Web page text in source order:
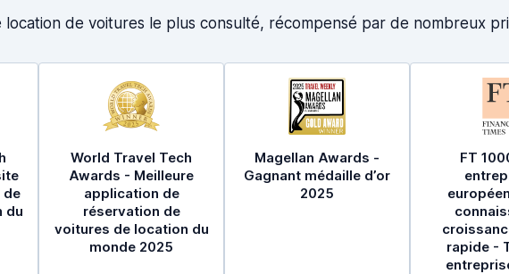
location de voitures le plus consulté, récompensé par de nombreux
de
du
World Travel Tech
Awards - Meilleure
application de
réservation de
voitures de location du
monde 2025
Magellan Awards -
Gagnant médaille d’or
2025
FT
rapide -